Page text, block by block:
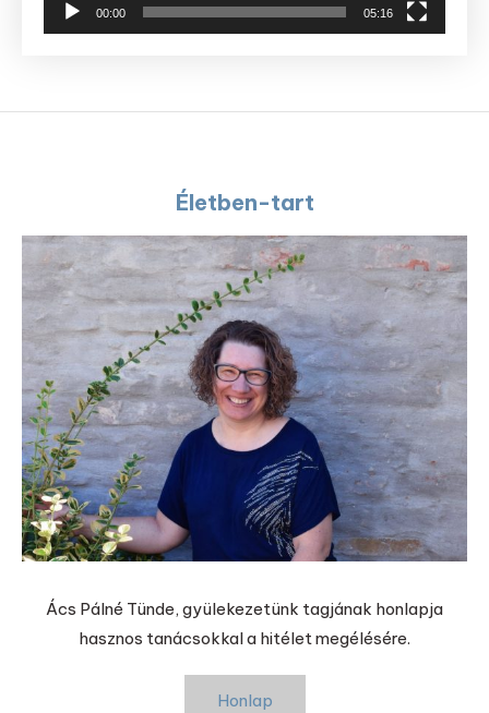
00:00 05:16
Életben-tart
Ács Pálné Tünde, gyülekezetünk tagjának honlapja
hasznos tanácsokkal a hitélet megélésére.
Honlap